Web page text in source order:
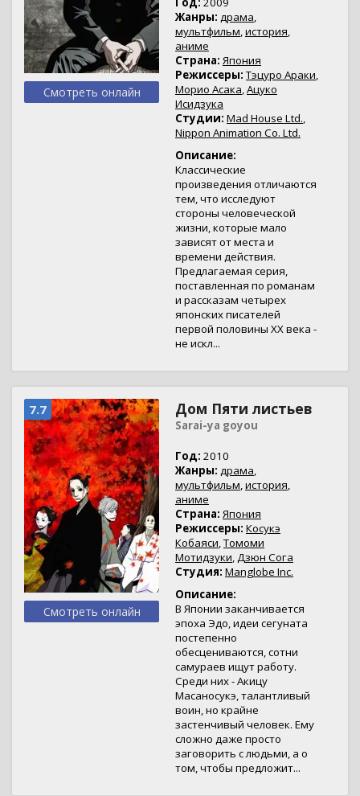
Смотреть онлайн
Жанры: драма,
мультфильм,история,
аниме
Страна: Япония
Режиссеры: Тэцуро Араки,
Морио Асака,Ацуко
Исидзука
Студии: Mad House Ltd.,
Nippon Animation Co. Ltd.
Описание:
Классические
произведения отличаются
тем, что исследуют
стороны человеческой
жизни, которые мало
зависят от места и
времени действия.
Предлагаемая серия,
поставленная по романам
и рассказам четырех
японских писателей
первой половины XX века -
не искл...
7.7
Смотреть онлайн
Дом Пяти листьев
Sarai-ya goyou
Год: 2010
Жанры: драма,
мультфильм,история,
аниме
Страна: Япония
Режиссеры: Косукэ
Кобаяси,Томоми
Мотидзуки,Дзюн Сога
Студия: Manglobe Inc.
Описание:
В Японии заканчивается
эпоха Эдо, идеи сегуната
постепенно
обесцениваются, сотни
самураев ищут работу.
Среди них - Акицу
Масаносукэ, талантливый
воин, но крайне
застенчивый человек. Ему
сложно даже просто
заговорить с людьми, а о
том, чтобы предложит...